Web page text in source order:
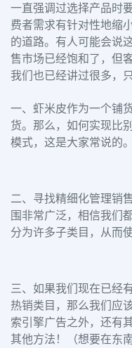
一直强调过选择产品时
费者需求有针对性地缩
的道路。有人可能会说
售市场已经饱和了，但
我们也已经讲过很多，
一、虾米皮作为一个铺
货。那么，如何实现比
模式，这是大家常说的。
二、寻找精细化管理销
围非常广泛，相信我们
分为许多子类目，从而
三、如果我们现在已经
热销类目，那么我们应
索引擎广告之外，还有
其他方法！（想要在东